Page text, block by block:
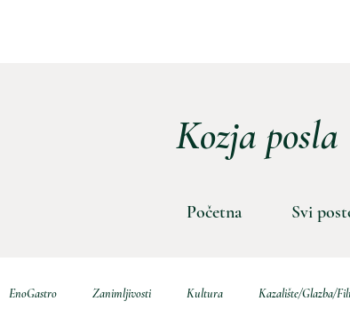
Kozja posla
Početna Svi
EnoGastro Zanimljivosti Kultura Kazalište/Glazba/